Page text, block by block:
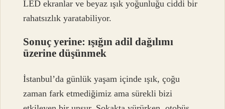
LED ekranlar ve beyaz ışık yoğunluğu ciddi bir
rahatsızlık yaratabiliyor.
Sonuç yerine: ışığın adil dağılımı
üzerine düşünmek
İstanbul’da günlük yaşam içinde ışık, çoğu
zaman fark etmediğimiz ama sürekli bizi